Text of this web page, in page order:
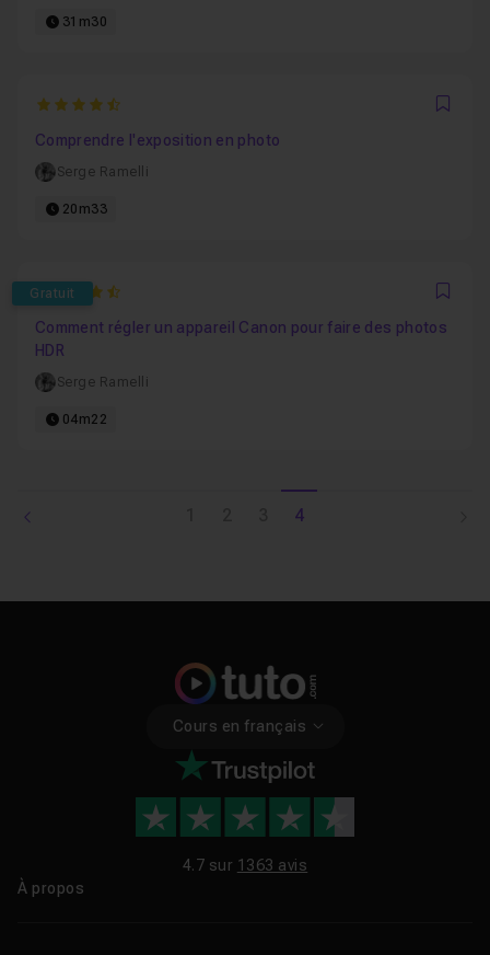
31m30
4.9285714285714
Comprendre l'exposition en photo
Serge Ramelli
20m33
Gratuit
4.1428571428571
Comment régler un appareil Canon pour faire des photos
HDR
Serge Ramelli
04m22
4
Cours en français
4.7 sur 1363 avis
À propos